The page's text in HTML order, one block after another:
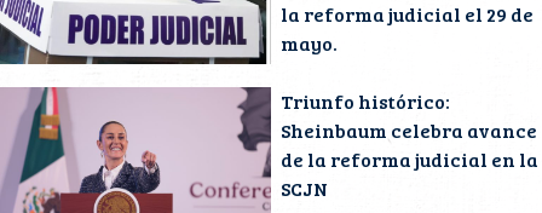
la reforma judicial el 29 de
mayo.
Triunfo histórico:
Sheinbaum celebra avance
de la reforma judicial en la
SCJN